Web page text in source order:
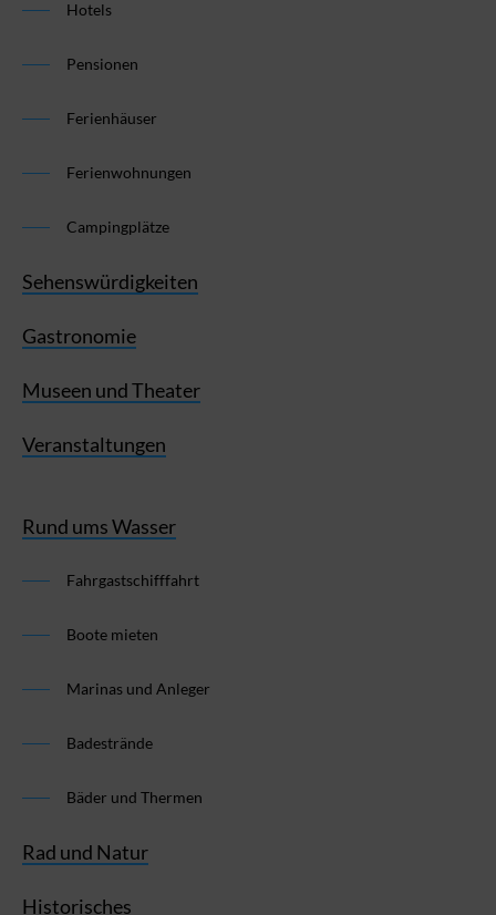
Hotels
Pensionen
Ferienhäuser
Ferienwohnungen
Campingplätze
Sehenswürdigkeiten
Gastronomie
Museen und Theater
Veranstaltungen
Rund ums Wasser
Fahrgastschifffahrt
Boote mieten
Marinas und Anleger
Badestrände
Bäder und Thermen
Rad und Natur
Historisches